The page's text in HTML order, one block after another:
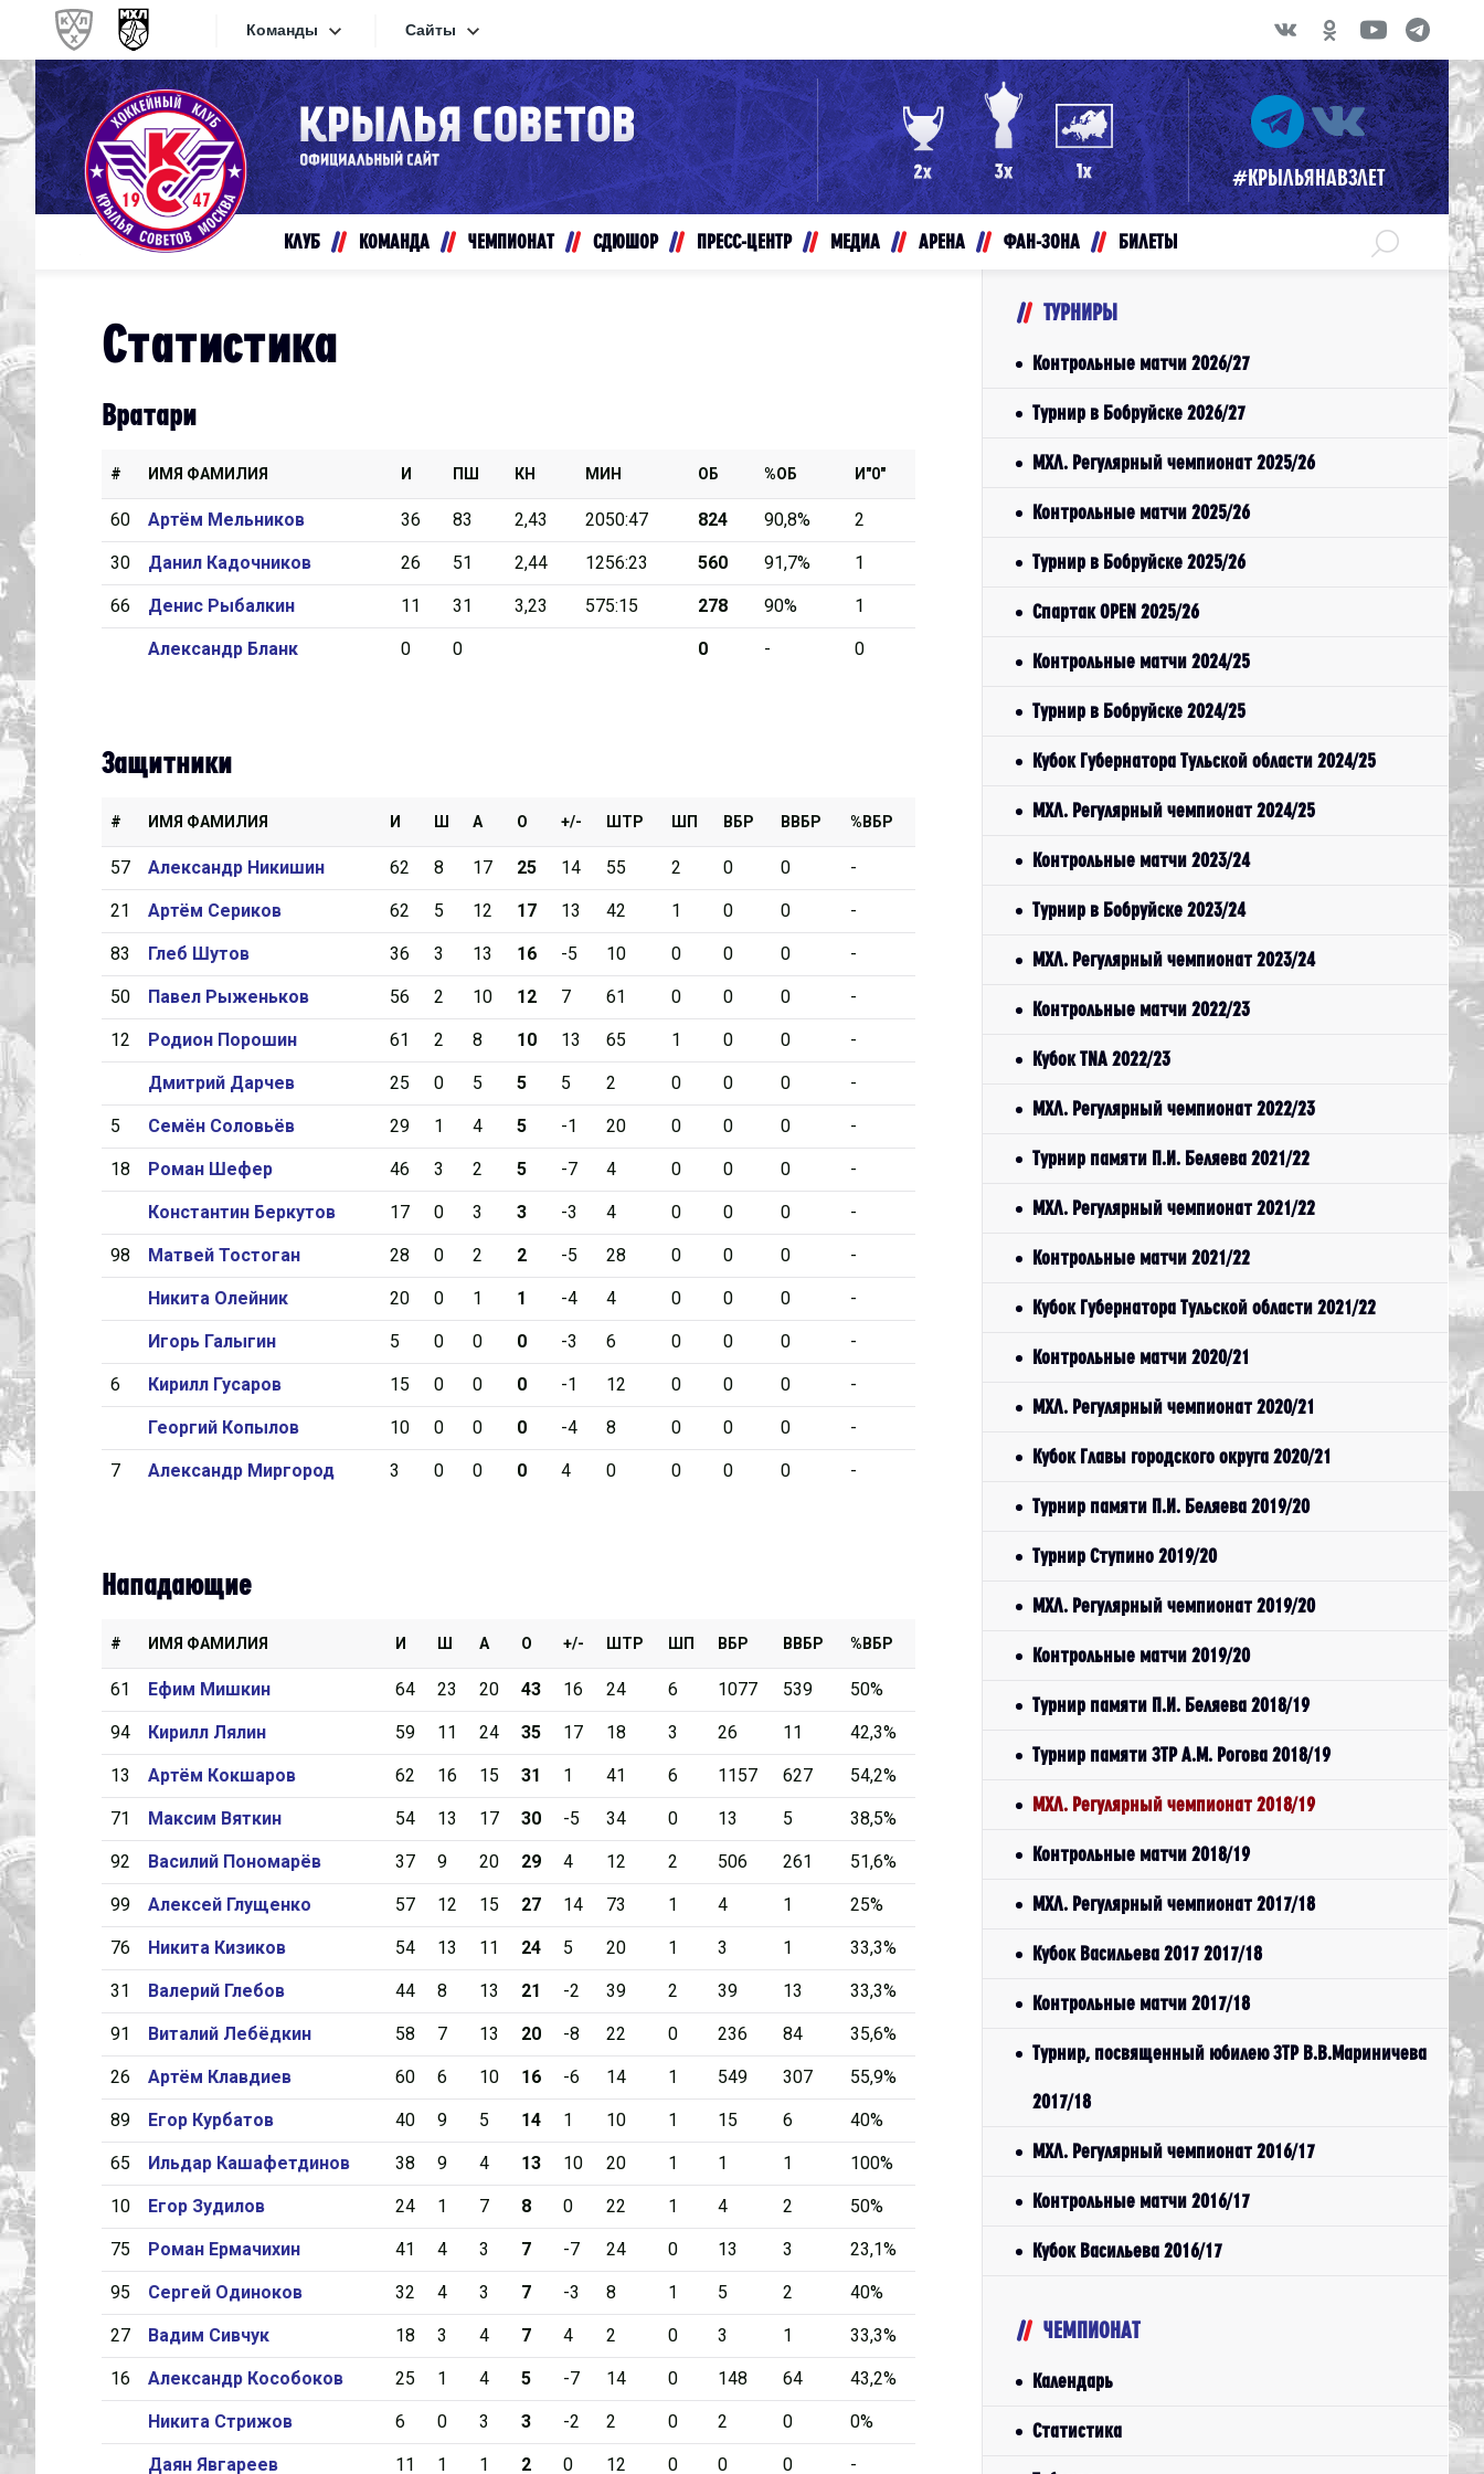
Команды
Конференция «Запад»
Дивизион Золотой
Академия Михайлова
Локо
Дивизион Серебряный
АКМ-Юниор
Амурские Тигры
СМО МХК Атлант
Конференция «Восток»
Дивизион Золотой
Авто
Чайка
Дивизион Серебряный
Красноярские Рыси
Спутник Ал
Тюменский Легион
Сайты
Сайты
Видеотрансляции
Хайлайты
#КРЫЛЬЯНАВЗЛЕТ
КЛУБ КОМАНДА ЧЕМПИОНАТ СДЮШОР ПРЕСС-ЦЕНТР МЕДИА АРЕНА ФАН-ЗОНА БИЛЕТЫ
Статистика
Вратари
# ИМЯ ФАМИЛИЯ И ПШ КН МИН ОБ %ОБ И"0"
60 Артём Мельников 36 83 2,43 2050:47 824 90,8% 2
30 Данил Кадочников 26 51 2,44 1256:23 560 91,7% 1
66 Денис Рыбалкин 11 31 3,23 575:15 278 90% 1
Александр Бланк 0 0 0 - 0
Защитники
# ИМЯ ФАМИЛИЯ И Ш А О +/- ШТР ШП ВБР ВВБР %ВБР
57 Александр Никишин 62 8 17 25 14 55 2 0 0 -
21 Артём Сериков 62 5 12 17 13 42 1 0 0 -
83 Глеб Шутов 36 3 13 16 -5 10 0 0 0 -
50 Павел Рыженьков 56 2 10 12 7 61 0 0 0 -
12 Родион Порошин 61 2 8 10 13 65 1 0 0 -
Дмитрий Дарчев 25 0 5 5 5 2 0 0 0 -
5 Семён Соловьёв 29 1 4 5 -1 20 0 0 0 -
18 Роман Шефер 46 3 2 5 -7 4 0 0 0 -
Константин Беркутов 17 0 3 3 -3 4 0 0 0 -
98 Матвей Тостоган 28 0 2 2 -5 28 0 0 0 -
Никита Олейник 20 0 1 1 -4 4 0 0 0 -
Игорь Галыгин 5 0 0 0 -3 6 0 0 0 -
6 Кирилл Гусаров 15 0 0 0 -1 12 0 0 0 -
Георгий Копылов 10 0 0 0 -4 8 0 0 0 -
7 Александр Миргород 3 0 0 0 4 0 0 0 0 -
Нападающие
# ИМЯ ФАМИЛИЯ И Ш А О +/- ШТР ШП ВБР ВВБР %ВБР
61 Ефим Мишкин 64 23 20 43 16 24 6 1077 539 50%
94 Кирилл Лялин 59 11 24 35 17 18 3 26 11 42,3%
13 Артём Кокшаров 62 16 15 31 1 41 6 1157 627 54,2%
71 Максим Вяткин 54 13 17 30 -5 34 0 13 5 38,5%
92 Василий Пономарёв 37 9 20 29 4 12 2 506 261 51,6%
99 Алексей Глущенко 57 12 15 27 14 73 1 4 1 25%
76 Никита Кизиков 54 13 11 24 5 20 1 3 1 33,3%
31 Валерий Глебов 44 8 13 21 -2 39 2 39 13 33,3%
91 Виталий Лебёдкин 58 7 13 20 -8 22 0 236 84 35,6%
26 Артём Клавдиев 60 6 10 16 -6 14 1 549 307 55,9%
89 Егор Курбатов 40 9 5 14 1 10 1 15 6 40%
65 Ильдар Кашафетдинов 38 9 4 13 10 20 1 1 1 100%
10 Егор Зудилов 24 1 7 8 0 22 1 4 2 50%
75 Роман Ермачихин 41 4 3 7 -7 24 0 13 3 23,1%
95 Сергей Одиноков 32 4 3 7 -3 8 1 5 2 40%
27 Вадим Сивчук 18 3 4 7 4 2 0 3 1 33,3%
16 Александр Кособоков 25 1 4 5 -7 14 0 148 64 43,2%
Никита Стрижов 6 0 3 3 -2 2 0 2 0 0%
Даян Явгареев 11 1 1 2 0 12 0 0 0 -
ТУРНИРЫ
Контрольные матчи 2026/27
Турнир в Бобруйске 2026/27
МХЛ. Регулярный чемпионат 2025/26
Контрольные матчи 2025/26
Турнир в Бобруйске 2025/26
Спартак OPEN 2025/26
Контрольные матчи 2024/25
Турнир в Бобруйске 2024/25
Кубок Губернатора Тульской области 2024/25
МХЛ. Регулярный чемпионат 2024/25
Контрольные матчи 2023/24
Турнир в Бобруйске 2023/24
МХЛ. Регулярный чемпионат 2023/24
Контрольные матчи 2022/23
Кубок TNA 2022/23
МХЛ. Регулярный чемпионат 2022/23
Турнир памяти П.И. Беляева 2021/22
МХЛ. Регулярный чемпионат 2021/22
Контрольные матчи 2021/22
Кубок Губернатора Тульской области 2021/22
Контрольные матчи 2020/21
МХЛ. Регулярный чемпионат 2020/21
Кубок Главы городского округа 2020/21
Турнир памяти П.И. Беляева 2019/20
Турнир Ступино 2019/20
МХЛ. Регулярный чемпионат 2019/20
Контрольные матчи 2019/20
Турнир памяти П.И. Беляева 2018/19
Турнир памяти ЗТР А.М. Рогова 2018/19
МХЛ. Регулярный чемпионат 2018/19
Контрольные матчи 2018/19
МХЛ. Регулярный чемпионат 2017/18
Кубок Васильева 2017 2017/18
Контрольные матчи 2017/18
Турнир, посвященный юбилею ЗТР В.В.Мариничева
2017/18
МХЛ. Регулярный чемпионат 2016/17
Контрольные матчи 2016/17
Кубок Васильева 2016/17
ЧЕМПИОНАТ
Календарь
Статистика